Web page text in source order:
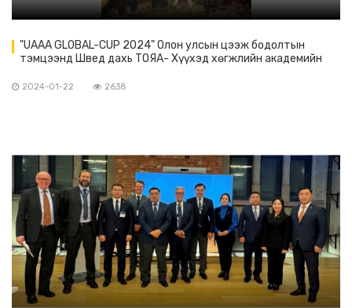
"UAAA GLOBAL-CUP 2024" Олон улсын цээж бодолтын
тэмцээнд Швед дахь ТОЯА- Хүүхэд хөгжлийн академийн
2024-01-22 2638